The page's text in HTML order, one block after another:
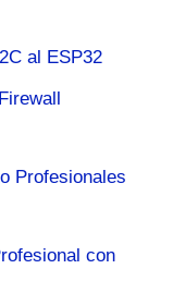
al ESP32
Profesionales
con